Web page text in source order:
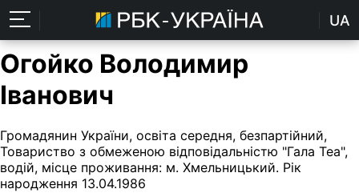
UA
Огойко Володимир
Іванович
Громадянин України, освіта середня, безпартійний,
Товариство з обмеженою відповідальністю "Гала Теа",
водій, місце проживання: м. Хмельницький. Рік
народження 13.04.1986